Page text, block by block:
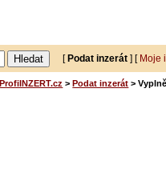
[Podat inzerát ] [ Moje
ProfiINZERT.cz > Podat inzerát >